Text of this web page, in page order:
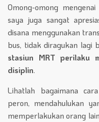
Omong-omong
saya juga sangat
disana menggunakan
bus, tidak diragukan lagi
stasiun MRT perilaku
disiplin.
Lihatlah bagaimana
peron, mendahulukan
memperlakukan orang